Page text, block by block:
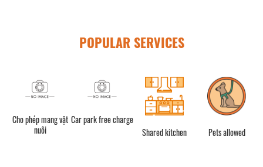
POPULAR SERVICES
Cho phép mang vật
nuôi
Car park free charge
Shared kitchen
Pets allowed